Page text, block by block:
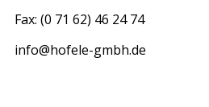
Fax: (0 71 62) 46 24 74
info@hofele-gmbh.de